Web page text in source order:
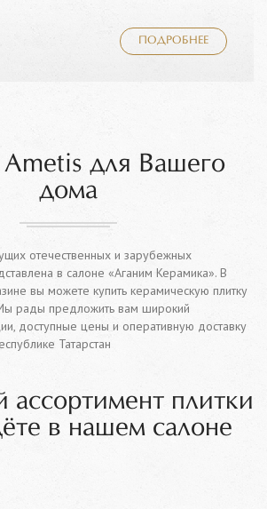
ПОДРОБНЕЕ
для Вашего
дома
отечественных и зарубежных
в салоне «Аганим Керамика». В
вы можете купить керамическую плитку
рады предложить вам широкий
доступные цены и оперативную доставку
Татарстан
плитки
в нашем салоне